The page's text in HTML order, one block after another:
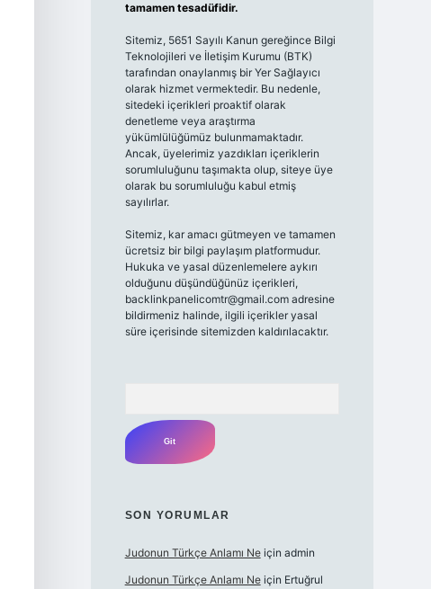
tamamen tesadüfidir.
Sitemiz, 5651 Sayılı Kanun gereğince Bilgi
Teknolojileri ve İletişim Kurumu (BTK)
tarafından onaylanmış bir Yer Sağlayıcı
olarak hizmet vermektedir. Bu nedenle,
sitedeki içerikleri proaktif olarak
denetleme veya araştırma
yükümlülüğümüz bulunmamaktadır.
Ancak, üyelerimiz yazdıkları içeriklerin
sorumluluğunu taşımakta olup, siteye üye
olarak bu sorumluluğu kabul etmiş
sayılırlar.
Sitemiz, kar amacı gütmeyen ve tamamen
ücretsiz bir bilgi paylaşım platformudur.
Hukuka ve yasal düzenlemelere aykırı
olduğunu düşündüğünüz içerikleri,
backlinkpanelicomtr@gmail.comadresine
bildirmeniz halinde, ilgili içerikler yasal
süre içerisinde sitemizden kaldırılacaktır.
SON YORUMLAR
Judonun Türkçe Anlamı Neiçin admin
Judonun Türkçe Anlamı Neiçin Ertuğrul